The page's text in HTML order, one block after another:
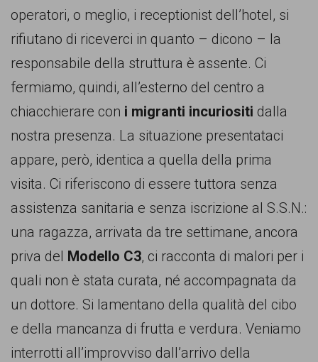
operatori, o meglio, i receptionist dell’hotel, si
rifiutano di riceverci in quanto – dicono – la
responsabile della struttura è assente. Ci
fermiamo, quindi, all’esterno del centro a
chiacchierare con i migranti incuriositi dalla
nostra presenza. La situazione presentataci
appare, però, identica a quella della prima
visita. Ci riferiscono di essere tuttora senza
assistenza sanitaria e senza iscrizione al S.S.N.:
una ragazza, arrivata da tre settimane, ancora
priva del Modello C3, ci racconta di malori per i
quali non è stata curata, né accompagnata da
un dottore. Si lamentano della qualità del cibo
e della mancanza di frutta e verdura. Veniamo
interrotti all’improvviso dall’arrivo della